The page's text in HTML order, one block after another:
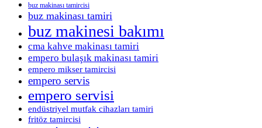
buz makinası tamircisi
buz makinası tamiri
buz makinesi bakımı
cma kahve makinası tamiri
empero bulaşık makinası tamiri
empero mikser tamircisi
empero servis
empero servisi
endüstriyel mutfak cihazları tamiri
fritöz tamircisi